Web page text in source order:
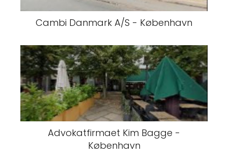
Cambi Danmark A/S - København
Advokatfirmaet Kim Bagge -
København